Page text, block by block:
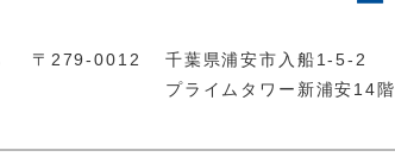
〒279-0012
千葉県浦安市入船1-5-2
プライムタワー新浦安14階